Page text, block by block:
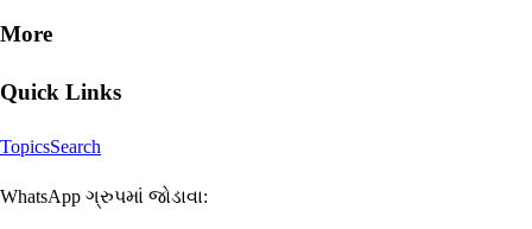
More
Quick Links
TopicsSearch
WhatsApp ગ્રુપમાં જોડાવા: